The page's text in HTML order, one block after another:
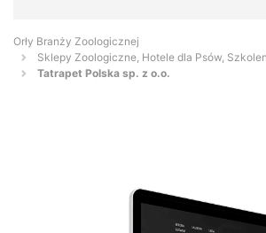
Orły Branży Zoologicznej
Sklepy Zoologiczne, Hotele dla Psów,
Tatrapet Polska sp. z o.o.